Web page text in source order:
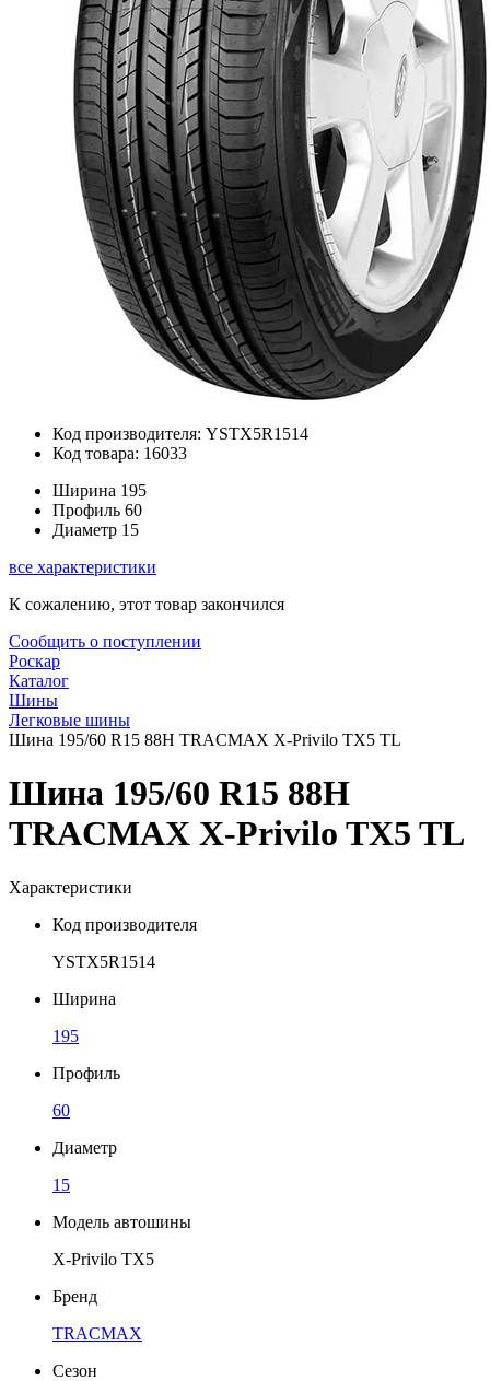
Код производителя: YSTX5R1514
Код товара: 16033
Ширина 195
Профиль 60
Диаметр 15
все характеристики
К сожалению, этот товар закончился
Сообщить о поступлении
Роскар
Каталог
Шины
Легковые шины
Шина 195/60 R15 88H TRACMAX X-Privilo TX5 TL
Шина 195/60 R15 88H
TRACMAX X-Privilo TX5 TL
Характеристики
Код производителя
YSTX5R1514
Ширина
195
Профиль
60
Диаметр
15
Модель автошины
X-Privilo TX5
Бренд
TRACMAX
Сезон